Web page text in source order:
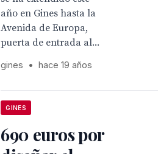
año en Gines hasta la
Avenida de Europa,
puerta de entrada al...
gines • hace 19 años
GINES
690 euros por